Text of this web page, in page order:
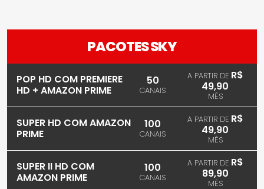
PACOTES SKY
POP HD COM PREMIERE
HD + AMAZON PRIME
50
CANAIS
A PARTIR DE R$
49,90
MÊS
SUPER HD COM AMAZON
PRIME
100
CANAIS
A PARTIR DE R$
49,90
MÊS
SUPER II HD COM
AMAZON PRIME
100
CANAIS
A PARTIR DE R$
89,90
MÊS